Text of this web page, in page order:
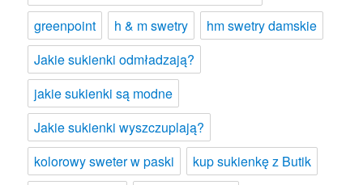
greenpoint
h & m swetry
hm swetry damskie
Jakie sukienki odmładzają?
jakie sukienki są modne
Jakie sukienki wyszczuplają?
kolorowy sweter w paski
kup sukienkę z Butik